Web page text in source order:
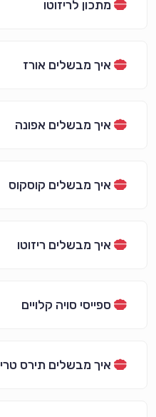
מתכון לריזוטו
איך מבשלים אורז
איך מבשלים אפונה
איך מבשלים קוסקוס
איך מבשלים ריזוטו
ספייסי סויה קלויים
איך מבשלים תירס טרי